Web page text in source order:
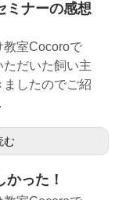
ミナーの感想
教室Cocoroで
だいた飼い主
したのでご紹
む
った！